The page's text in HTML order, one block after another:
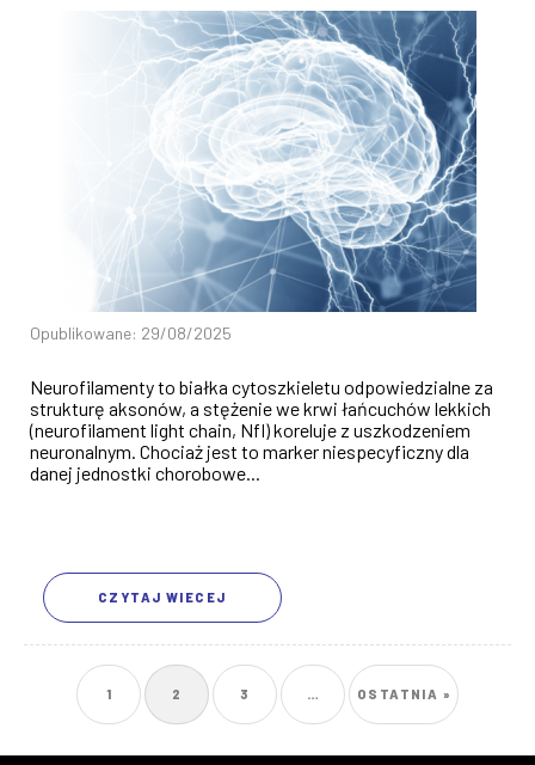
Opublikowane: 29/08/2025
Neurofilamenty to białka cytoszkieletu odpowiedzialne za
strukturę aksonów, a stężenie we krwi łańcuchów lekkich
(neurofilament light chain, Nfl) koreluje z uszkodzeniem
neuronalnym. Chociaż jest to marker niespecyficzny dla
danej jednostki chorobowe...
CZYTAJ WIECEJ
Stronicowanie
STRONA
1 BIEŻĄCA
2 STRONA
3 … OSTATNIA
OSTATNIA »